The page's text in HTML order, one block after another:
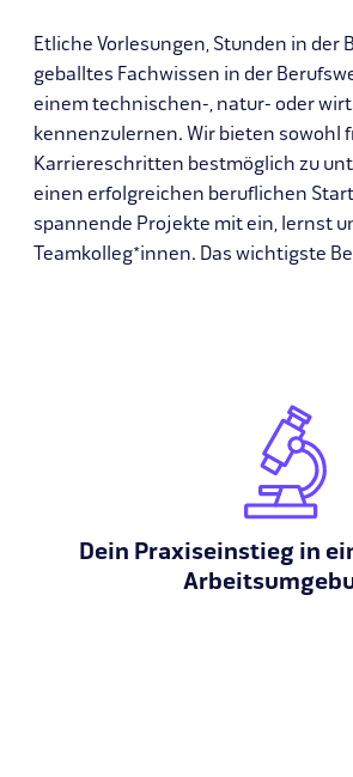
Etliche Vorlesungen, Stunden in
geballtes Fachwissen in der
einem technischen-, natur- oder
kennenzulernen. Wir bieten sowohl
Karriereschritten bestmöglich zu
einen erfolgreichen beruflichen
spannende Projekte mit ein, lernst
Teamkolleg*innen. Das wichtigste
Dein Praxiseinstieg in